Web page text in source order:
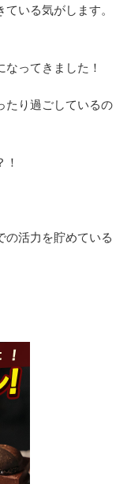
いる気がします。
ってきました！
たり過ごしているの
の活力を貯めている